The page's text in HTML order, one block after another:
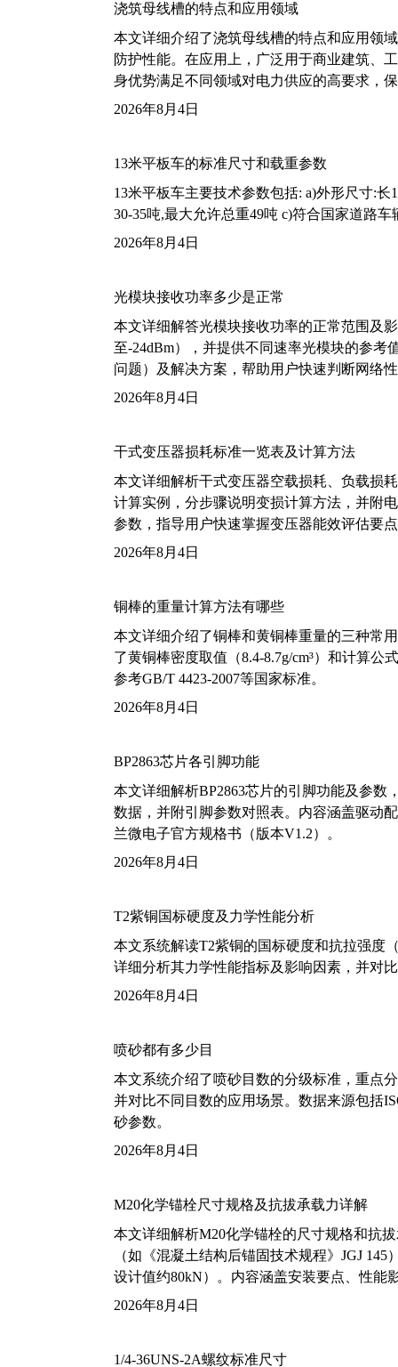
浇筑母线槽的特点和应用领域
本文详细介绍了浇筑母线槽的特点和应用领
防护性能。在应用上，广泛用于商业建筑、
身优势满足不同领域对电力供应的高要求，
2026年8月4日
13米平板车的标准尺寸和载重参数
13米平板车主要技术参数包括: a)外形尺寸:长
30-35吨,最大允许总重49吨 c)符合国家道路
2026年8月4日
光模块接收功率多少是正常
本文详细解答光模块接收功率的正常范围及
至-24dBm），并提供不同速率光模块的参
问题）及解决方案，帮助用户快速判断网络
2026年8月4日
干式变压器损耗标准一览表及计算方法
本文详细解析干式变压器空载损耗、负载损
计算实例，分步骤说明变损计算方法，并附
参数，指导用户快速掌握变压器能效评估要
2026年8月4日
铜棒的重量计算方法有哪些
本文详细介绍了铜棒和黄铜棒重量的三种常
了黄铜棒密度取值（8.4-8.7g/cm³）和计算
参考GB/T 4423-2007等国家标准。
2026年8月4日
BP2863芯片各引脚功能
本文详细解析BP2863芯片的引脚功能及参
数据，并附引脚参数对照表。内容涵盖驱动
兰微电子官方规格书（版本V1.2）。
2026年8月4日
T2紫铜国标硬度及力学性能分析
本文系统解读T2紫铜的国标硬度和抗拉强度
详细分析其力学性能指标及影响因素，并对
2026年8月4日
喷砂都有多少目
本文系统介绍了喷砂目数的分级标准，重点
并对比不同目数的应用场景。数据来源包括
砂参数。
2026年8月4日
M20化学锚栓尺寸规格及抗拔承载力详解
本文详细解析M20化学锚栓的尺寸规格和抗
（如《混凝土结构后锚固技术规程》JGJ
设计值约80kN）。内容涵盖安装要点、性能
2026年8月4日
1/4-36UNS-2A螺纹标准尺寸